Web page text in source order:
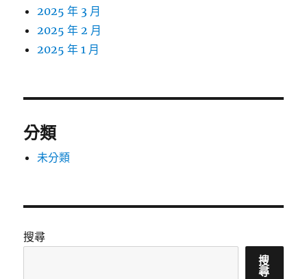
2025 年 3 月
2025 年 2 月
2025 年 1 月
分類
未分類
搜尋
搜
尋